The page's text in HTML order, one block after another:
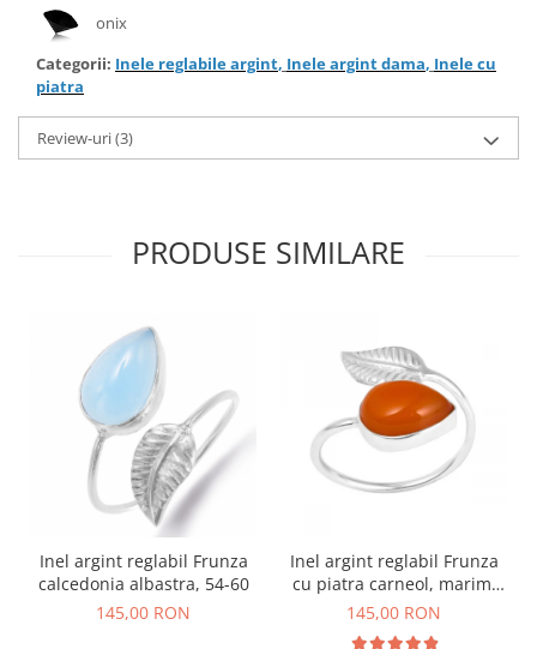
onix
Categorii: Inele reglabile argint, Inele argint dama, Inele cu
piatra
Review-uri(3)
PRODUSE SIMILARE
Inel argint reglabil Frunza
calcedonia albastra, 54-60
145,00 RON
Inel argint reglabil Frunza
cu piatra carneol, marimi
59-66
145,00 RON